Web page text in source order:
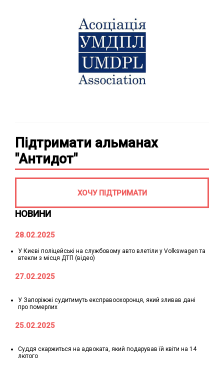
НОВИНИ
28.02.2025
У Києві поліцейські на службовому авто влетіли у Volkswagen та
втекли з місця ДТП (відео)
27.02.2025
У Запоріжжі судитимуть експравоохоронця, який зливав дані
про померлих
25.02.2025
Суддя скаржиться на адвоката, який подарував їй квіти на 14
лютого
Підтримати альманах
"Антидот"
ХОЧУ ПІДТРИМАТИ